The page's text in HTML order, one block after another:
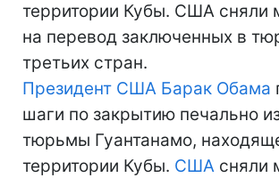
территории Кубы. США сняли
на перевод заключенных в
третьих стран.
Президент США Барак Обама
шаги по закрытию печально
тюрьмы Гуантанамо,
территории Кубы. США сняли